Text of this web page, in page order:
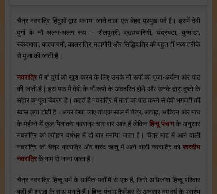
चैत्र नवरात्रि हिंदुओं द्वारा मनाया जाने वाला एक बेहद प्रमुख पर्व है। इसमें देवी
दुर्गा के नौ अलग-अलग रूप – शैलपुत्री, ब्रह्मचारिणी, चंद्रघंटा, कुष्मांडा,
स्कंदमाता, कात्यायनी, कालरात्रि, महागौरी और सिद्धिदात्रि की बहुत हीं भव्य तरीके
से पूजा की जाती है।
नवरात्रिमें माँ दुर्गा को खुश करने के लिए उनके नौ रूपों की पूजा-अर्चना और पाठ
की जाती है। इस पाठ में देवी के नौ रूपों के अवतरित होने और उनके द्वारा दुष्टों के
संहार का पूरा विवरण है। कहते है नवरात्रि में माता का पाठ करने से देवी भगवती की
खास कृपा होती है। अगर देखा जाए तो एक साल में चैत्र, आषाढ़, आश्विन और माघ
के महीनों में कुल मिलाकर नवरात्र चार बार आते हैं लेकिनहिन्दू पंचांगके अनुसार
नवरात्रि का त्योहार वर्षभर में दो बार मनाया जाता है। चैत्र माह में आने वाली
नवरात्रि को चैत्र नवरात्रि और शरद ऋतु में आने वाली नवरात्रि को शारदीय
नवरात्रिके नाम से जाना जाता है।
चैत्र नवरात्रि हिन्दू धर्म के धार्मिक पर्वों में से एक है, जिसे अधिकांश हिन्दू परिवार
बड़ी ही श्रद्धा के साथ मनाते हैं। हिन्दू पंचांग कैलेंडर के अनुसार नए वर्ष के प्रारंभ